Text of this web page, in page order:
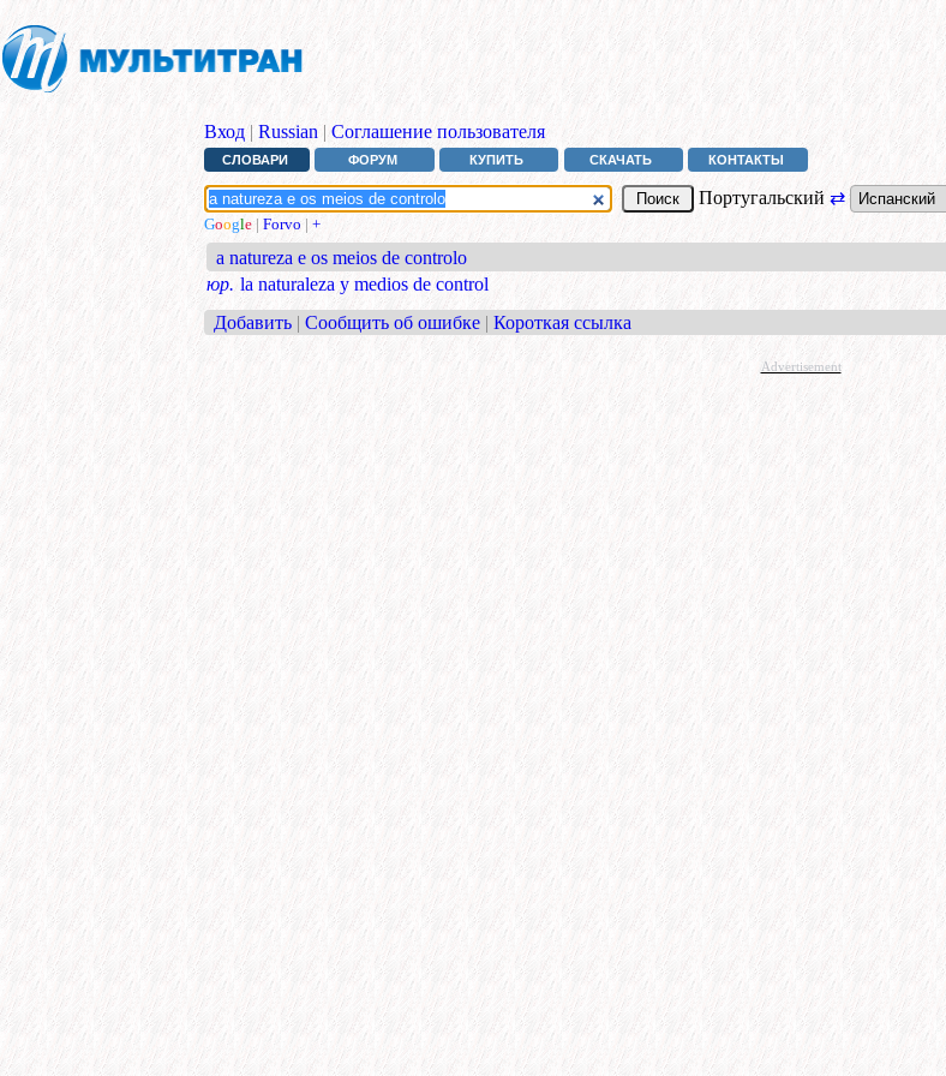
Вход | Russian | Соглашение пользователя
СЛОВАРИ ФОРУМ КУПИТЬ СКАЧАТЬ КОНТАКТЫ
Португальский ⇄
Google | Forvo | +
a natureza e os meios de controlo
юр. la naturaleza y medios de control
Добавить | Сообщить об ошибке | Короткая ссылка
Advertisement